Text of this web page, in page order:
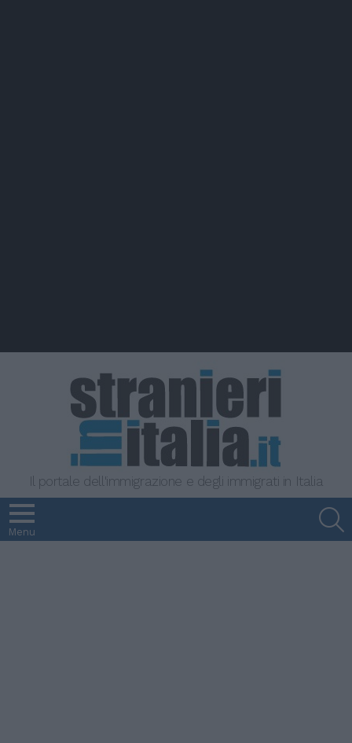
Il portale dell'immigrazione e degli immigrati in Italia
Menu